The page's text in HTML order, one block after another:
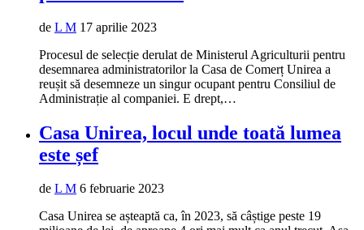
de L M 17 aprilie 2023
Procesul de selecție derulat de Ministerul Agriculturii pentru
desemnarea administratorilor la Casa de Comerț Unirea a
reușit să desemneze un singur ocupant pentru Consiliul de
Administrație al companiei. E drept,…
Casa Unirea, locul unde toată lumea
este șef
de L M 6 februarie 2023
Casa Unirea se așteaptă ca, în 2023, să câștige peste 19